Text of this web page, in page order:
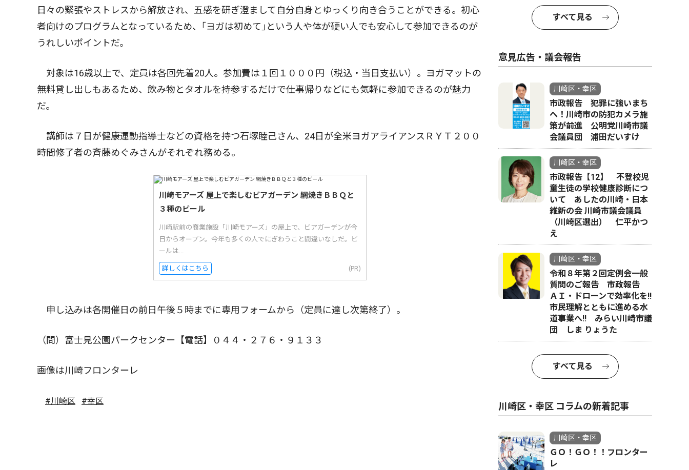
日々の緊張やストレスから解放され、五感を研ぎ澄まして自分自身とゆっくり向き合うことができる。初心
者向けのプログラムとなっているため、｢ヨガは初めて｣という人や体が硬い人でも安心して参加できるのが
うれしいポイントだ。
対象は16歳以上で、定員は各回先着20人。参加費は１回１０００円（税込・当日支払い）。ヨガマットの
無料貸し出しもあるため、飲み物とタオルを持参するだけで仕事帰りなどにも気軽に参加できるのが魅力
だ。
講師は７日が健康運動指導士などの資格を持つ石塚睦己さん、24日が全米ヨガアライアンスＲＹＴ２００
時間修了者の斉藤めぐみさんがそれぞれ務める。
川崎モアーズ 屋上で楽しむビアガーデン 網焼きＢＢＱと
３種のビール
川崎駅前の商業施設「川崎モアーズ」の屋上で、ビアガーデンが今
日からオープン。今年も多くの人でにぎわうこと間違いなしだ。ビ
ールは...
詳しくはこちら (PR)
申し込みは各開催日の前日午後５時までに専用フォームから（定員に達し次第終了）。
（問）富士見公園パークセンター【電話】０４４・２７６・９１３３
画像は川崎フロンターレ
#川崎区 #幸区
すべて見る
意見広告・議会報告
川崎区・幸区
市政報告 犯罪に強いまち
へ！川崎市の防犯カメラ施
策が前進 公明党川崎市議
会議員団 浦田だいすけ
川崎区・幸区
市政報告【12】 不登校児
童生徒の学校健康診断につ
いて あしたの川崎・日本
維新の会 川崎市議会議員
（川崎区選出） 仁平かつ
え
川崎区・幸区
令和８年第２回定例会一般
質問のご報告 市政報告
ＡＩ・ドローンで効率化を!!
市民理解とともに進める水
道事業へ!! みらい川崎市議
団 しま りょうた
すべて見る
川崎区・幸区 コラムの新着記事
川崎区・幸区
ＧＯ！ＧＯ！！フロンター
レ